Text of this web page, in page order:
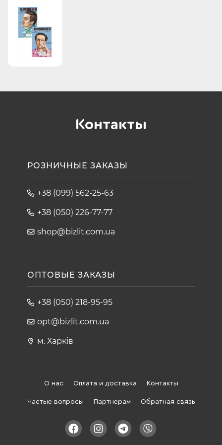
Контакты
РОЗНИЧНЫЕ ЗАКАЗЫ
+38 (099) 562-25-63
+38 (050) 226-77-77
shop@bizlit.com.ua
ОПТОВЫЕ ЗАКАЗЫ
+38 (050) 218-95-95
opt@bizlit.com.ua
м. Харків
О нас Оплата и доставка Контакты
Частые вопросы Партнерам Обратная связь